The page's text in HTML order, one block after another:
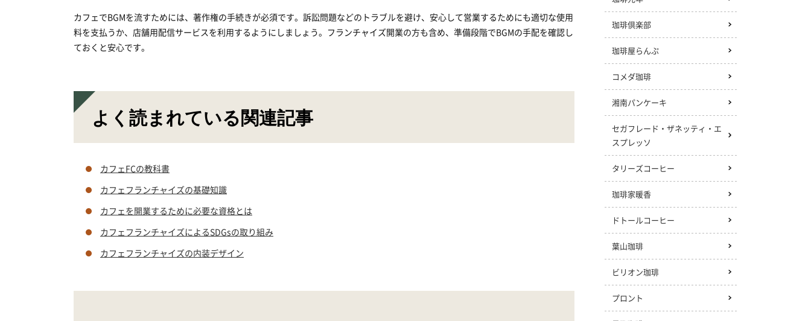
カフェでBGMを流すためには、著作権の手続きが必須です。訴訟問題などのトラブルを避け、安心して営業するためにも適切な使用
料を支払うか、店舗用配信サービスを利用するようにしましょう。フランチャイズ開業の方も含め、準備段階でBGMの手配を確認し
ておくと安心です。
よく読まれている関連記事
カフェFCの教科書
カフェフランチャイズの基礎知識
カフェを開業するために必要な資格とは
カフェフランチャイズによるSDGsの取り組み
カフェフランチャイズの内装デザイン
珈琲倶楽部
珈琲屋らんぷ
コメダ珈琲
湘南パンケーキ
セガフレード・ザネッティ・エ
スプレッソ
タリーズコーヒー
珈琲家暖香
ドトールコーヒー
葉山珈琲
ビリオン珈琲
プロント